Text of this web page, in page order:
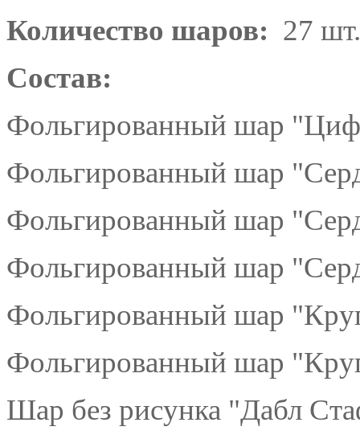
Количество шаров: 27 шт.
Состав:
Фольгированный шар
Фольгированный шар
Фольгированный шар
Фольгированный шар
Фольгированный шар
Фольгированный шар
Шар без рисунка "Дабл